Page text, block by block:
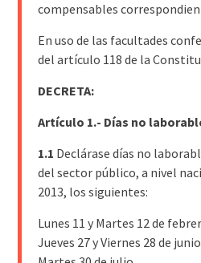
compensables
En uso de las facultades
del artículo 118 de la
DECRETA:
Artículo 1.- Días no
1.1 Declárase días no
del sector público, a nivel
2013, los siguientes:
Lunes 11 y Martes 12 de
Jueves 27 y Viernes 28 de junio